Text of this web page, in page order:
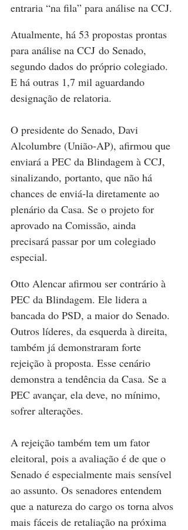
entraria “na fila” para análise na CCJ.
Atualmente, há 53 propostas prontas
para análise na CCJ do Senado,
segundo dados do próprio colegiado.
E há outras 1,7 mil aguardando
designação de relatoria.
O presidente do Senado, Davi
Alcolumbre (União-AP), afirmou que
enviará a PEC da Blindagem à CCJ,
sinalizando, portanto, que não há
chances de enviá-la diretamente ao
plenário da Casa. Se o projeto for
aprovado na Comissão, ainda
precisará passar por um colegiado
especial.
Otto Alencar afirmou ser contrário à
PEC da Blindagem. Ele lidera a
bancada do PSD, a maior do Senado.
Outros líderes, da esquerda à direita,
também já demonstraram forte
rejeição à proposta. Esse cenário
demonstra a tendência da Casa. Se a
PEC avançar, ela deve, no mínimo,
sofrer alterações.
A rejeição também tem um fator
eleitoral, pois a avaliação é de que o
Senado é especialmente mais sensível
ao assunto. Os senadores entendem
que a natureza do cargo os torna alvos
mais fáceis de retaliação na próxima